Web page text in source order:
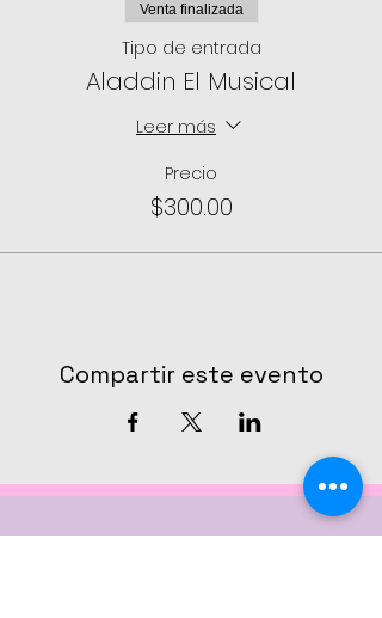
Venta finalizada
Tipo de entrada
Aladdin El Musical
Leer más
Precio
$300.00
Compartir este evento